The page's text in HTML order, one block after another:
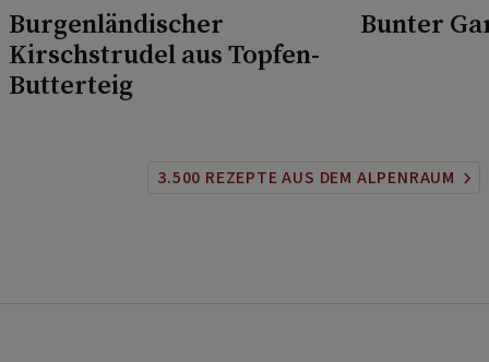
Burgenländischer
Kirschstrudel aus Topfen-
Butterteig
Bunter
3.500 REZEPTE AUS DEM ALPENRAUM